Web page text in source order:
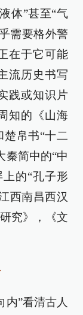
体”甚至“气
需要格外警
在于它可能
流历史书写
践或知识片
知的《山海
楚帛书“十二
秦简中的“中
的“孔子形
西南昌西汉
究》，《文
内”看清古人